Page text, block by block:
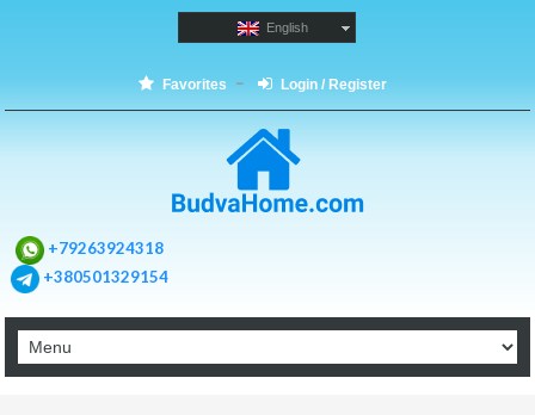
English
Favorites Login / Register
+79263924318
+380501329154